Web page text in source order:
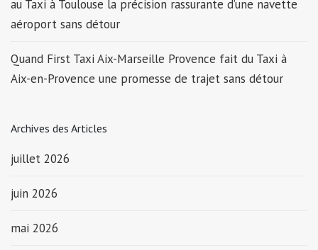
au Taxi à Toulouse la précision rassurante d’une navette
aéroport sans détour
Quand First Taxi Aix-Marseille Provence fait du Taxi à
Aix-en-Provence une promesse de trajet sans détour
Archives des Articles
juillet 2026
juin 2026
mai 2026